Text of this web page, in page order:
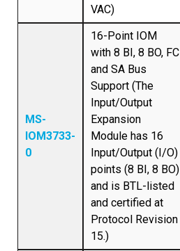
VAC)
MS-
IOM3733-
0
16-Point IOM
with 8 BI, 8 BO, FC
and SA Bus
Support (The
Input/Output
Expansion
Module has 16
Input/Output (I/O)
points (8 BI, 8 BO)
and is BTL-listed
and certified at
Protocol Revision
15.)